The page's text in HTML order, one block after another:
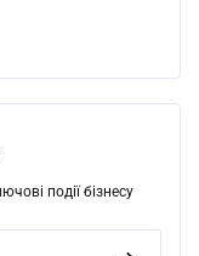
події бізнесу